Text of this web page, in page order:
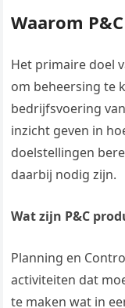
Waarom
Het primaire doel
om beheersing te
bedrijfsvoering
inzicht geven in
doelstellingen
daarbij nodig zijn.
Wat zijn P&C
Planning en
activiteiten dat
te maken wat in